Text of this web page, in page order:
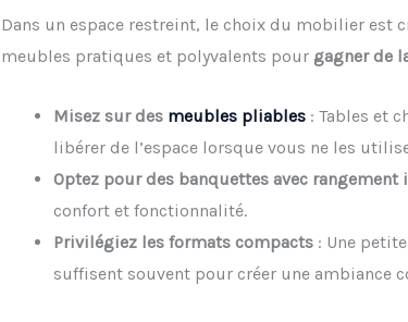
Dans un espace restreint, le choix du mobilier est
meubles pratiques et polyvalents pour gagner de
Misez sur des meubles pliables: Tables et
libérer de l’espace lorsque vous ne les
Optez pour des banquettes avec rangement
confort et fonctionnalité.
Privilégiez les formats compacts: Une
suffisent souvent pour créer une ambiance